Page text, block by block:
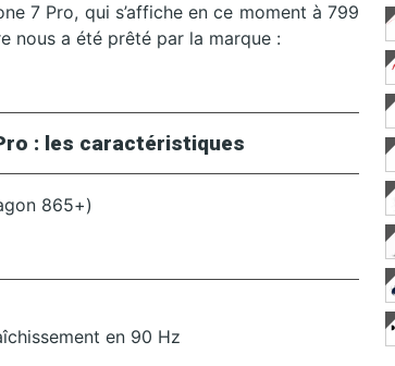
7 Pro, qui s’affiche en ce moment à 799
nous a été prêté par la marque :
: les caractéristiques
865+)
en 90 Hz